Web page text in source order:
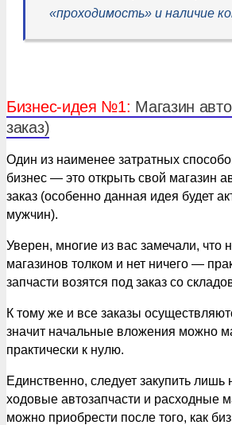
«проходимость» и наличие
Бизнес-идея №1: Магазин
заказ)
Один из наименее затратных
бизнес — это открыть свой магазин
заказ (особенно данная идея будет
мужчин).
Уверен, многие из вас замечали, что
магазинов толком и нет ничего —
запчасти возятся под заказ со
К тому же и все заказы
значит начальные вложения можно
практически к нулю.
Единственно, следует закупить
ходовые автозапчасти и расходные
можно приобрести после того, как